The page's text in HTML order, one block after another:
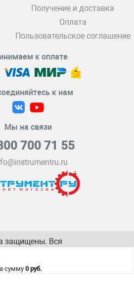
Получение и доставка
Оплата
Пользовательское соглашение
к оплате
к нам
Мы на связи
700 71 55
защищены. Вся
сумму 0 руб.